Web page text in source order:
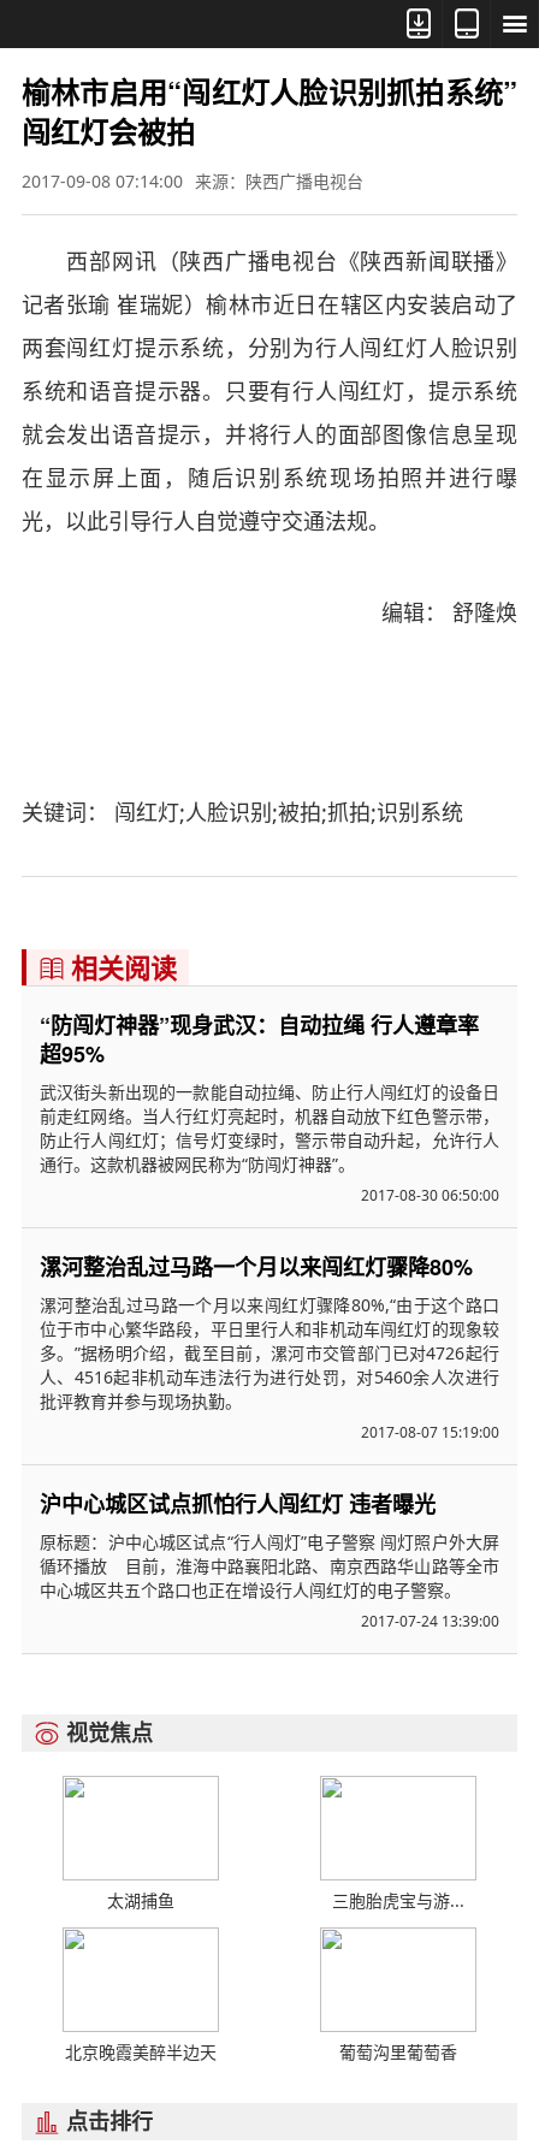



榆林市启用“闯红灯人脸识别抓拍系统”
闯红灯会被拍
2017-09-08 07:14:00 来源：陕西广播电视台
西部网讯（陕西广播电视台《陕西新闻联播》
记者张瑜 崔瑞妮）榆林市近日在辖区内安装启动了
两套闯红灯提示系统，分别为行人闯红灯人脸识别
系统和语音提示器。只要有行人闯红灯，提示系统
就会发出语音提示，并将行人的面部图像信息呈现
在显示屏上面，随后识别系统现场拍照并进行曝
光，以此引导行人自觉遵守交通法规。
编辑： 舒隆焕
关键词： 闯红灯;人脸识别;被拍;抓拍;识别系统
 相关阅读
“防闯灯神器”现身武汉：自动拉绳 行人遵章率
超95%
武汉街头新出现的一款能自动拉绳、防止行人闯红灯的设备日
前走红网络。当人行红灯亮起时，机器自动放下红色警示带，
防止行人闯红灯；信号灯变绿时，警示带自动升起，允许行人
通行。这款机器被网民称为“防闯灯神器”。
2017-08-30 06:50:00
漯河整治乱过马路一个月以来闯红灯骤降80%
漯河整治乱过马路一个月以来闯红灯骤降80%,“由于这个路口
位于市中心繁华路段，平日里行人和非机动车闯红灯的现象较
多。”据杨明介绍，截至目前，漯河市交管部门已对4726起行
人、4516起非机动车违法行为进行处罚，对5460余人次进行
批评教育并参与现场执勤。
2017-08-07 15:19:00
沪中心城区试点抓怕行人闯红灯 违者曝光
原标题：沪中心城区试点“行人闯灯”电子警察 闯灯照户外大屏
循环播放 目前，淮海中路襄阳北路、南京西路华山路等全市
中心城区共五个路口也正在增设行人闯红灯的电子警察。
2017-07-24 13:39:00
 视觉焦点
太湖捕鱼 三胞胎虎宝与游...
北京晚霞美醉半边天 葡萄沟里葡萄香
 点击排行